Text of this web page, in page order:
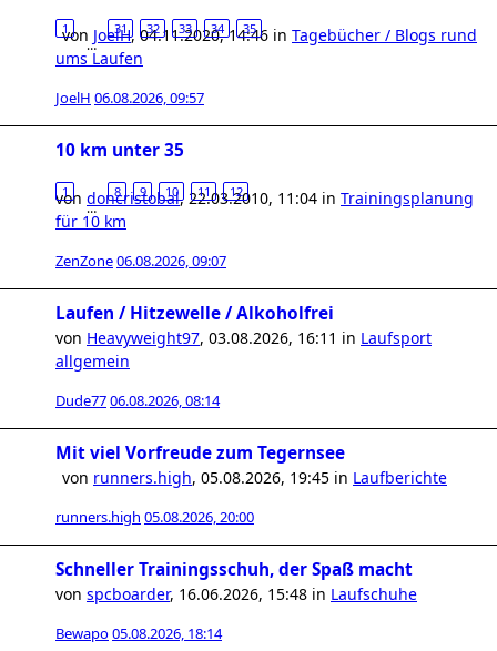
1
…
31 32 33 34 35
von JoelH, 04.11.2020, 14:46 in Tagebücher / Blogs rund
ums Laufen
JoelH 06.08.2026, 09:57
10 km unter 35
1
…
8 9 10 11 12
von doncristobal, 22.03.2010, 11:04 in Trainingsplanung
für 10 km
ZenZone06.08.2026, 09:07
Laufen / Hitzewelle / Alkoholfrei
von Heavyweight97, 03.08.2026, 16:11 in Laufsport
allgemein
Dude7706.08.2026, 08:14
Mit viel Vorfreude zum Tegernsee
von runners.high, 05.08.2026, 19:45 in Laufberichte
runners.high 05.08.2026, 20:00
Schneller Trainingsschuh, der Spaß macht
von spcboarder, 16.06.2026, 15:48 in Laufschuhe
Bewapo05.08.2026, 18:14